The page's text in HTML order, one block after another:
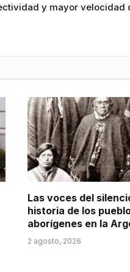
y mayor velocidad
Las voces del
historia de los
aborígenes en la
2 agosto, 2026